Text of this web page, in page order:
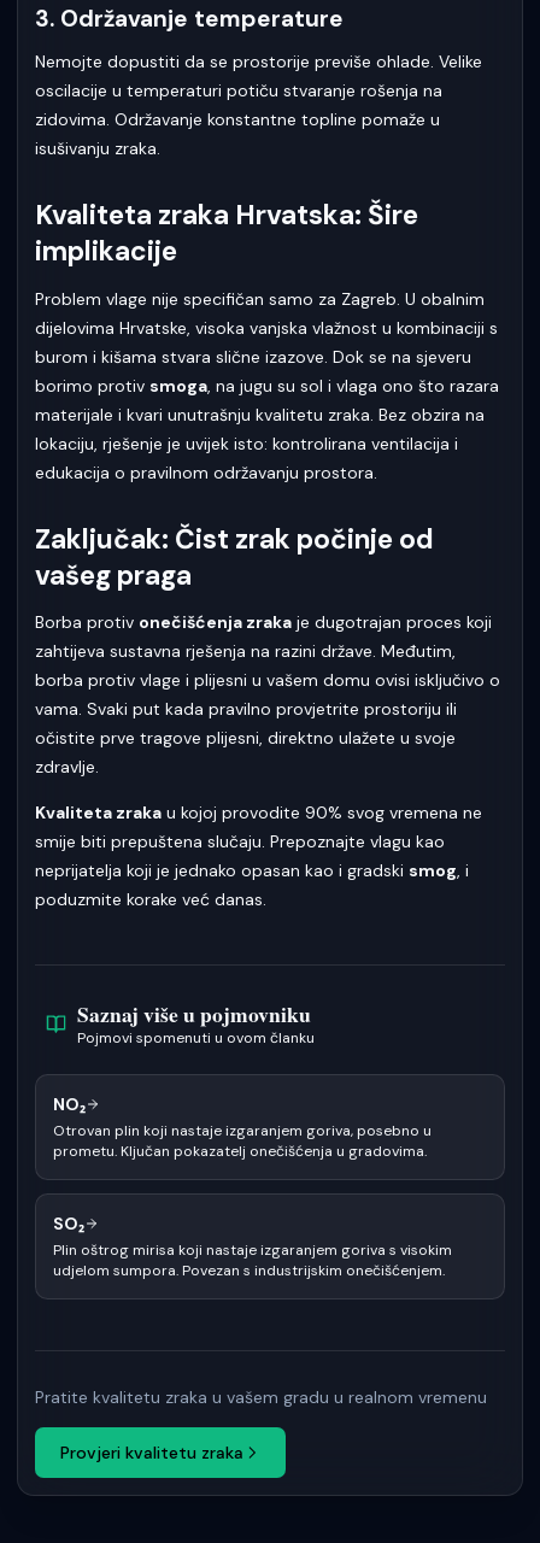
3. Održavanje temperature
Nemojte dopustiti da se prostorije previše ohlade. Velike
oscilacije u temperaturi potiču stvaranje rošenja na
zidovima. Održavanje konstantne topline pomaže u
isušivanju zraka.
Kvaliteta zraka Hrvatska: Šire
implikacije
Problem vlage nije specifičan samo za Zagreb. U obalnim
dijelovima Hrvatske, visoka vanjska vlažnost u kombinaciji s
burom i kišama stvara slične izazove. Dok se na sjeveru
borimo protiv smoga , na jugu su sol i vlaga ono što razara
materijale i kvari unutrašnju kvalitetu zraka. Bez obzira na
lokaciju, rješenje je uvijek isto: kontrolirana ventilacija i
edukacija o pravilnom održavanju prostora.
Zaključak: Čist zrak počinje od
vašeg praga
Borba protiv onečišćenja zraka je dugotrajan proces koji
zahtijeva sustavna rješenja na razini države. Međutim,
borba protiv vlage i plijesni u vašem domu ovisi isključivo o
vama. Svaki put kada pravilno provjetrite prostoriju ili
očistite prve tragove plijesni, direktno ulažete u svoje
zdravlje.
Kvaliteta zraka u kojoj provodite 90% svog vremena ne
smije biti prepuštena slučaju. Prepoznajte vlagu kao
neprijatelja koji je jednako opasan kao i gradski smog, i
poduzmite korake već danas.
Saznaj više u pojmovniku
Pojmovi spomenuti u ovom članku
NO₂
Otrovan plin koji nastaje izgaranjem goriva, posebno u
prometu. Ključan pokazatelj onečišćenja u gradovima.
SO₂
Plin oštrog mirisa koji nastaje izgaranjem goriva s visokim
udjelom sumpora. Povezan s industrijskim onečišćenjem.
Pratite kvalitetu zraka u vašem gradu u realnom vremenu
Provjeri kvalitetu zraka